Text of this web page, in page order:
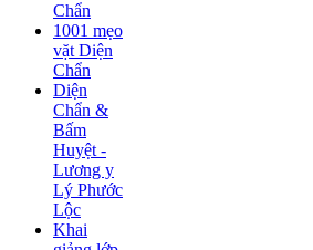
Chẩn
1001 mẹo
vặt Diện
Chẩn
Diện
Chẩn &
Bấm
Huyệt -
Lương y
Lý Phước
Lộc
Khai